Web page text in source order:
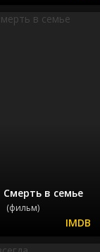
в семье
(фильм)